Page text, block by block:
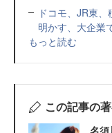
ドコモ、JR東
明かす、大企業
もっと読む
この記事の
名